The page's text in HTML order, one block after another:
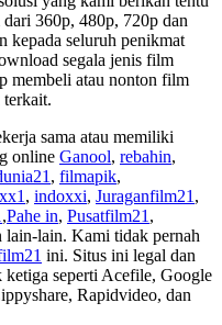
360p, 480p, 720p dan
kepada seluruh penikmat
segala jenis film
membeli atau nonton film
sama atau memiliki
online Ganool, rebahin,
, filmapik,
, indoxxi, Juraganfilm21 ,
,Pahe in, Pusatfilm21 ,
lain-lain. Kami tidak pernah
ini. Situs ini legal dan
ketiga seperti Acefile, Google
Rapidvideo, dan